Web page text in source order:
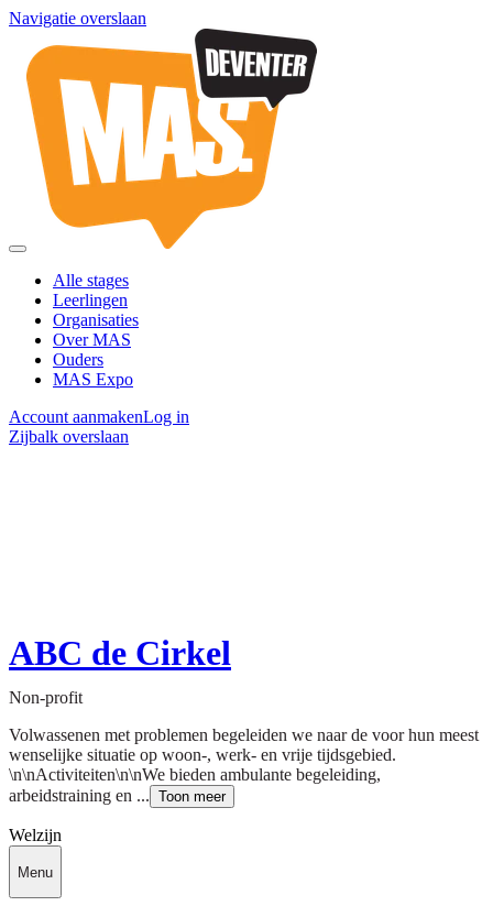
Navigatie overslaan
Alle stages
Leerlingen
Organisaties
Over MAS
Ouders
MAS Expo
Account aanmakenLog in
Zijbalk overslaan
ABC de Cirkel
Non-profit
Volwassenen met problemen begeleiden we naar de voor hun meest
wenselijke situatie op woon-, werk- en vrije tijdsgebied.
\n\nActiviteiten\n\nWe bieden ambulante begeleiding,
arbeidstraining en ... Toon meer
Welzijn
Menu